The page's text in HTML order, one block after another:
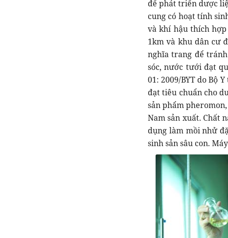
để phát triển dược
cung có hoạt tính
và khí hậu thích
1km và khu dân cư
nghĩa trang để
sóc, nước tưới đạt
01: 2009/BYT do Bộ
đạt tiêu chuẩn cho
sản phẩm
Nam sản xuất. Chất
dụng làm mồi nhử
sinh sản sâu con.